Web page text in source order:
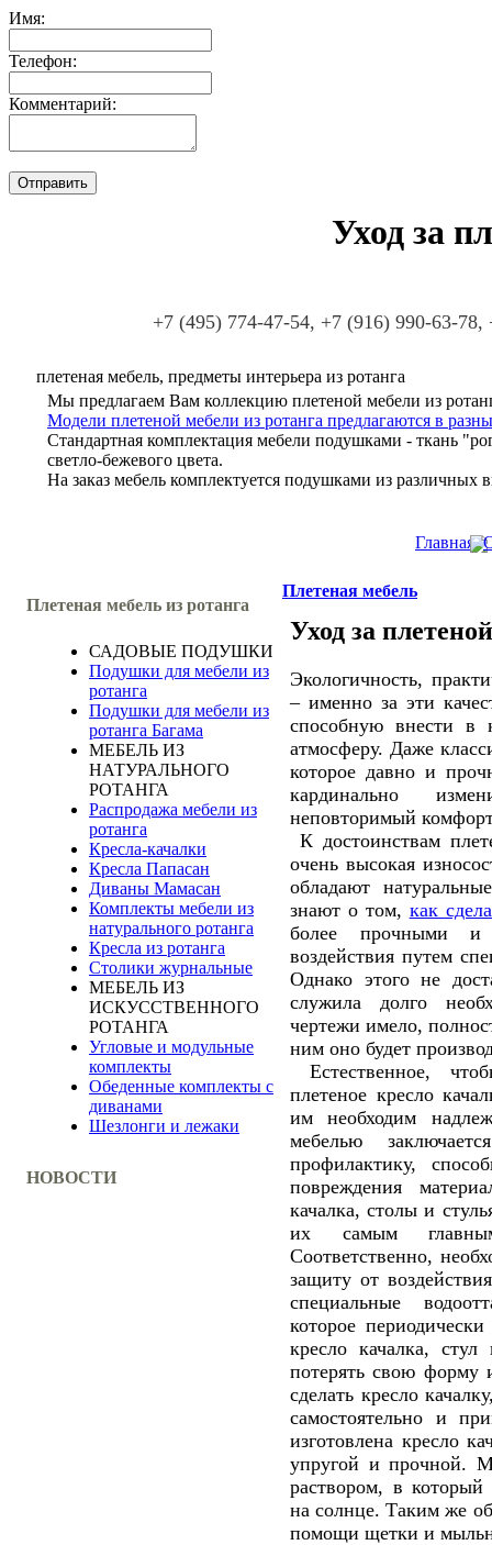
Имя:
Телефон:
Комментарий:
Уход за
+7 (495) 774-47-54, +7 (916) 990-63-78,
плетеная мебель, предметы интерьера из ротанга
Мы предлагаем Вам коллекцию плетеной мебели из
Модели плетеной мебели из ротанга предлагаются в
Стандартная комплектация мебели подушками - ткань
светло-бежевого цвета.
На заказ мебель комплектуется подушками из различных
Главная
Плетеная мебель из ротанга
САДОВЫЕ ПОДУШКИ
Подушки для мебели из
ротанга
Подушки для мебели из
ротанга Багама
МЕБЕЛЬ ИЗ
НАТУРАЛЬНОГО
РОТАНГА
Распродажа мебели из
ротанга
Кресла-качалки
Кресла Папасан
Диваны Мамасан
Комплекты мебели из
натурального ротанга
Кресла из ротанга
Столики журнальные
МЕБЕЛЬ ИЗ
ИСКУССТВЕННОГО
РОТАНГА
Угловые и модульные
комплекты
Обеденные комплекты с
диванами
Шезлонги и лежаки
НОВОСТИ
Плетеная мебель
Уход за
Экологичность,
– именно за эти
способную внести
атмосферу. Даже
которое давно и
кардинально
неповторимый
К достоинствам
очень высокая
обладают
знают о том, как
более прочными
воздействия путем
Однако этого не
служила долго
чертежи имело,
ним оно будет
Естественное,
плетеное кресло
им необходим
мебелью
профилактику,
повреждения
качалка, столы и
их самым
Соответственно,
защиту от
специальные
которое
кресло качалка,
потерять свою форму
сделать кресло
самостоятельно и
изготовлена кресло
упругой и прочной.
раствором, в который
на солнце. Таким же
помощи щетки и